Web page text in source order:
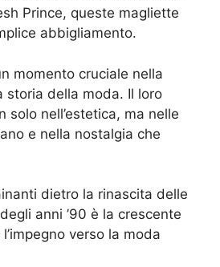
Prince, queste magliette
abbigliamento.
momento cruciale nella
storia della moda. Il loro
solo nell’estetica, ma nelle
e nella nostalgia che
dietro la rinascita delle
anni ’90 è la crescente
verso la moda